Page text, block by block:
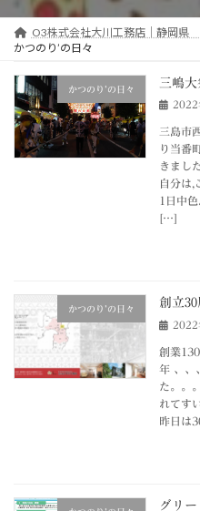
O3株式会社大川工務店｜静岡県
かつのり’の日々
かつのり’の日々 三嶋大
2022
三島市
り当番
きまし
自分は,
1日中
[…]
かつのり’の日々 創立
2022
創業
年 、、
た。。
れてす
昨日は
グリ